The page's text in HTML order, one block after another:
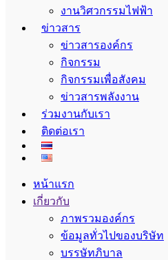
งานวิศวกรรมไฟฟ้า
ข่าวสาร
ข่าวสารองค์กร
กิจกรรม
กิจกรรมเพื่อสังคม
ข่าวสารพลังงาน
ร่วมงานกับเรา
ติดต่อเรา
หน้าแรก
เกี่ยวกับ
ภาพรวมองค์กร
ข้อมูลทั่วไปของบริษัท
บรรษัทภิบาล